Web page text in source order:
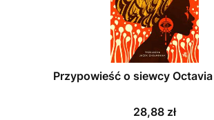
Przypowieść o siewcy
Cena
28,88 zł